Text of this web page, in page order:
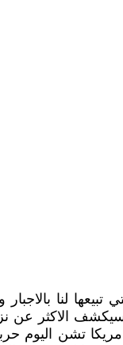
لنا بالاجبار
سيكشف الاكثر عن
تشن اليوم